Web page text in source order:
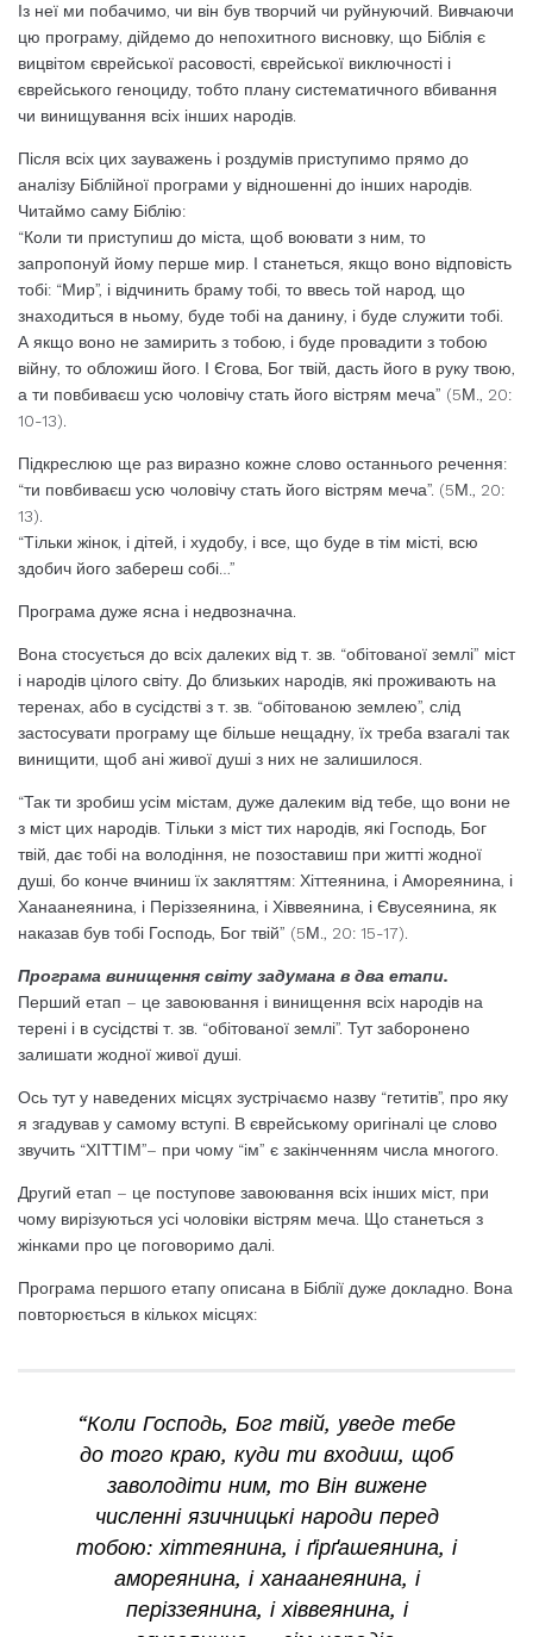
Із неї ми побачимо, чи він був творчий чи руйнуючий. Вивчаючи
цю програму, дійдемо до непохитного висновку, що Біблія є
вицвітом єврейської расовості, єврейської виключності і
єврейського геноциду, тобто плану систематичного вбивання
чи винищування всіх інших народів.
Після всіх цих зауважень і роздумів приступимо прямо до
аналізу Біблійної програми у відношенні до інших народів.
Читаймо саму Біблію:
“Коли ти приступиш до міста, щоб воювати з ним, то
запропонуй йому перше мир. І станеться, якщо воно відповість
тобі: “Мир”, і відчинить браму тобі, то ввесь той народ, що
знаходиться в ньому, буде тобі на данину, і буде служити тобі.
А якщо воно не замирить з тобою, і буде провадити з тобою
війну, то обложиш його. І Єгова, Бог твій, дасть його в руку твою,
а ти повбиваєш усю чоловічу стать його вістрям меча” (5М., 20:
10-13).
Підкреслюю ще раз виразно кожне слово останнього речення:
“ти повбиваєш усю чоловічу стать його вістрям меча”. (5М., 20:
13).
“Тільки жінок, і дітей, і худобу, і все, що буде в тім місті, всю
здобич його забереш собі…”
Програма дуже ясна і недвозначна.
Вона стосується до всіх далеких від т. зв. “обітованої землі” міст
і народів цілого світу. До близьких народів, які проживають на
теренах, або в сусідстві з т. зв. “обітованою землею”, слід
застосувати програму ще більше нещадну, їх треба взагалі так
винищити, щоб ані живої душі з них не залишилося.
“Так ти зробиш усім містам, дуже далеким від тебе, що вони не
з міст цих народів. Тільки з міст тих народів, які Господь, Бог
твій, дає тобі на володіння, не позоставиш при житті жодної
душі, бо конче вчиниш їх закляттям: Хіттеянина, і Амореянина, і
Ханаанеянина, і Періззеянина, і Хіввеянина, і Євусеянина, як
наказав був тобі Господь, Бог твій” (5М., 20: 15-17).
Програма винищення світу задумана в два етапи.
Перший етап – це завоювання і винищення всіх народів на
терені і в сусідстві т. зв. “обітованої землі”. Тут заборонено
залишати жодної живої душі.
Ось тут у наведених місцях зустрічаємо назву “гетитів”, про яку
я згадував у самому вступі. В єврейському оригіналі це слово
звучить “ХІТТІМ”– при чому “ім” є закінченням числа многого.
Другий етап – це поступове завоювання всіх інших міст, при
чому вирізуються усі чоловіки вістрям меча. Що станеться з
жінками про це поговоримо далі.
Програма першого етапу описана в Біблії дуже докладно. Вона
повторюється в кількох місцях:
“Коли Господь, Бог твій, уведе тебе
до того краю, куди ти входиш, щоб
заволодіти ним, то Він вижене
численні язичницькі народи перед
тобою: хіттеянина, і ґірґашеянина, і
амореянина, і ханаанеянина, і
періззеянина, і хіввеянина, і